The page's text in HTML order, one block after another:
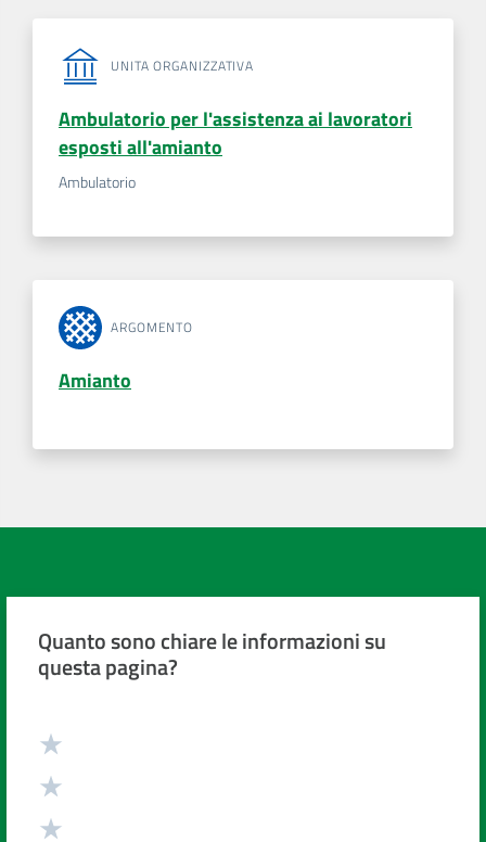
UNITA ORGANIZZATIVA
Ambulatorio per l'assistenza ai lavoratori
esposti all'amianto
Ambulatorio
ARGOMENTO
Amianto
Quanto sono chiare le informazioni su
questa pagina?